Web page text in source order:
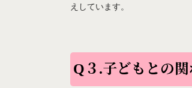
えしています。
Q３.子どもとの